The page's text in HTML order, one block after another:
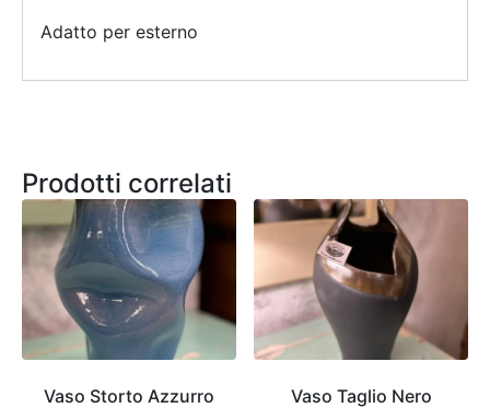
Adatto per esterno
Prodotti correlati
Vaso Storto Azzurro Vaso Taglio Nero